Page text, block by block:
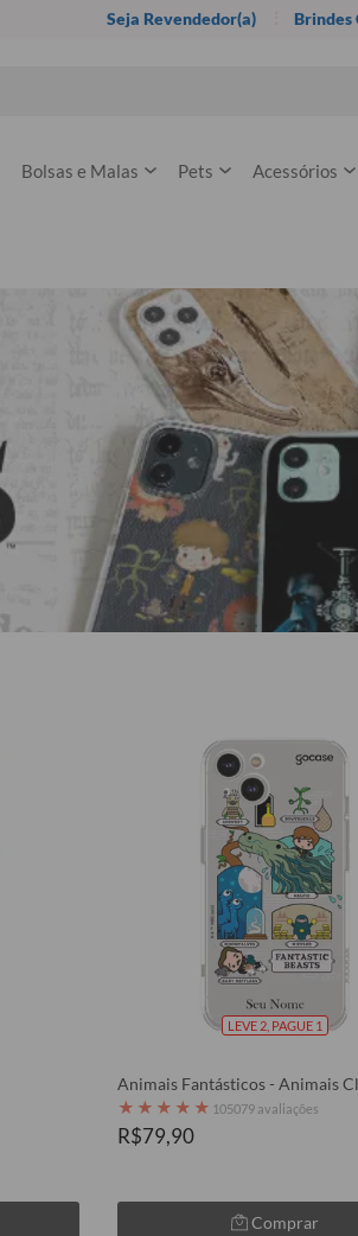
Seja Revendedor(a)
Bolsas e Malas Pets Acessórios
LEVE 2, PAGUE 1
Animais Fantásticos - Animais
★ ★ ★ ★ ★ 105079 avaliações
R$79,90
Comprar